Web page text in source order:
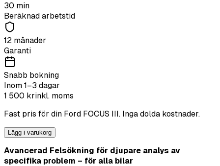
30 min
Beräknad arbetstid
12 månader
Garanti
Snabb bokning
Inom 1–3 dagar
1 500 krinkl. moms
Fast pris för din Ford FOCUS III. Inga dolda kostnader.
Lägg i varukorg
Avancerad Felsökning för djupare analys av
specifika problem – för alla bilar